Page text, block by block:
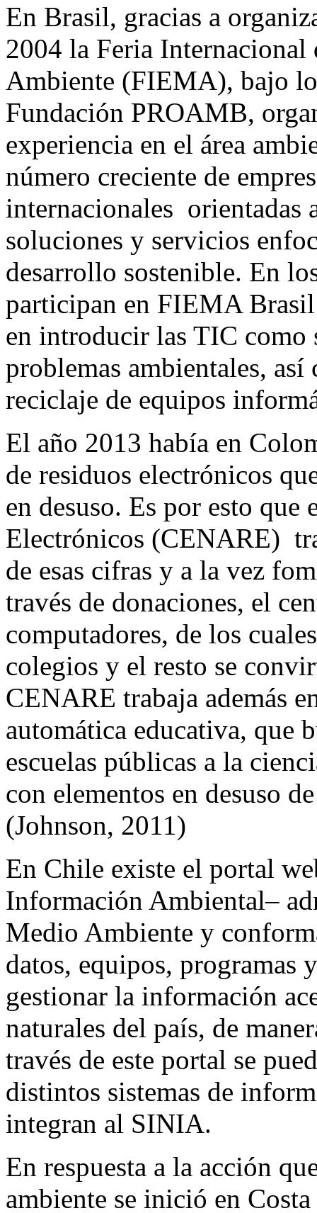
En Brasil, gracias a
2004 la Feria
Ambiente (FIEMA), bajo
Fundación PROAMB,
experiencia en el área
número creciente de
internacionales orientadas
soluciones y servicios
desarrollo sostenible. En
participan en FIEMA
en introducir las TIC como
problemas ambientales,
reciclaje de equipos
El año 2013 había en
de residuos electrónicos
en desuso. Es por esto
Electrónicos (CENARE)
de esas cifras y a la vez
través de donaciones, el
computadores, de los
colegios y el resto se
CENARE trabaja además
automática educativa, que
escuelas públicas a la
con elementos en desuso
(Johnson, 2011)
En Chile existe el portal
Información Ambiental–
Medio Ambiente y
datos, equipos, programas
gestionar la información
naturales del país, de
través de este portal se
distintos sistemas de
integran al SINIA.
En respuesta a la acción
ambiente se inició en